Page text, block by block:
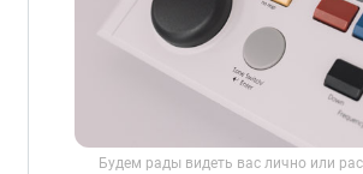
Будем рады видеть вас лично или